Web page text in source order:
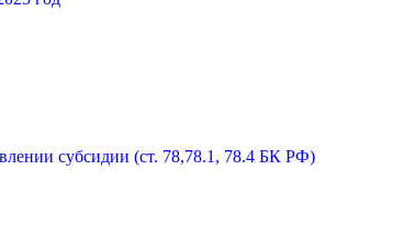
субсидии (ст. 78,78.1, 78.4 БК РФ)